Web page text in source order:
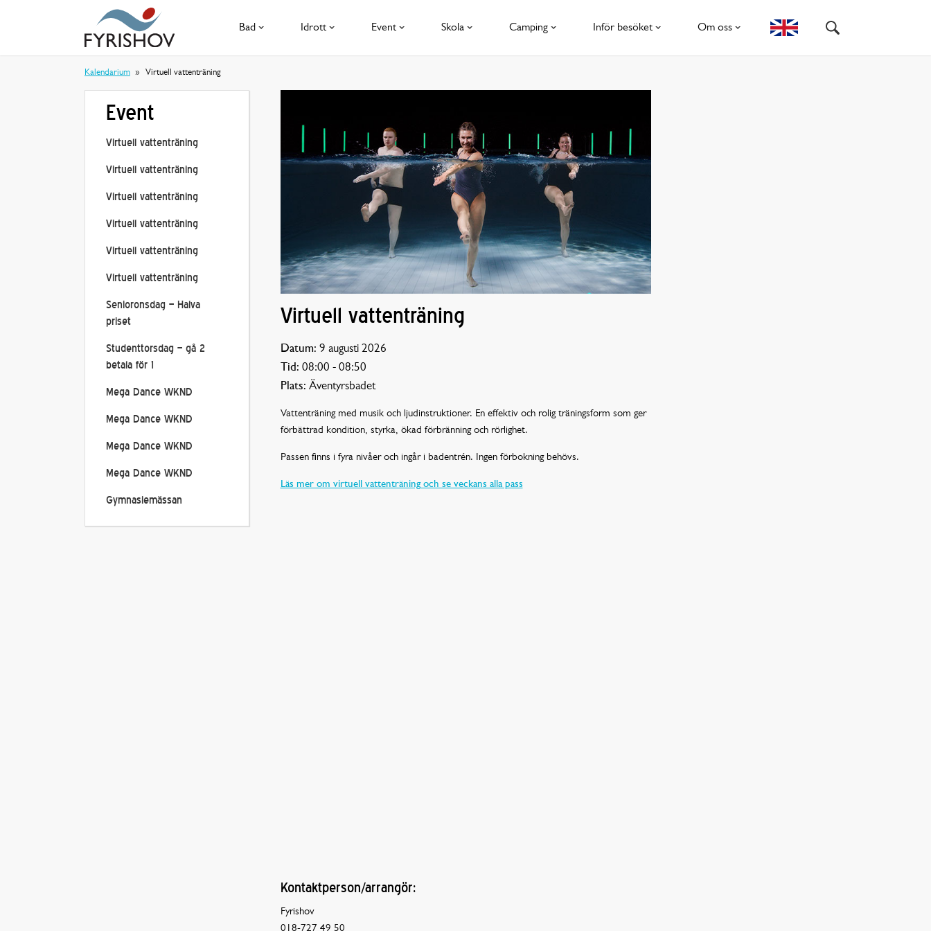
Bad Idrott Event Skola Camping Inför besöket Om oss
Kalendarium Virtuell vattenträning
Event
Virtuell vattenträning
Virtuell vattenträning
Virtuell vattenträning
Virtuell vattenträning
Virtuell vattenträning
Virtuell vattenträning
Senioronsdag – Halva
priset
Studenttorsdag – gå 2
betala för 1
Mega Dance WKND
Mega Dance WKND
Mega Dance WKND
Mega Dance WKND
Gymnasiemässan
Virtuell vattenträning
Datum: 9 augusti 2026
Tid: 08:00 - 08:50
Plats: Äventyrsbadet
Vattenträning med musik och ljudinstruktioner. En effektiv och rolig träningsform som ger
förbättrad kondition, styrka, ökad förbränning och rörlighet.
Passen finns i fyra nivåer och ingår i badentrén. Ingen förbokning behövs.
Läs mer om virtuell vattenträning och se veckans alla pass
Kontaktperson/arrangör:
Fyrishov
018-727 49 50